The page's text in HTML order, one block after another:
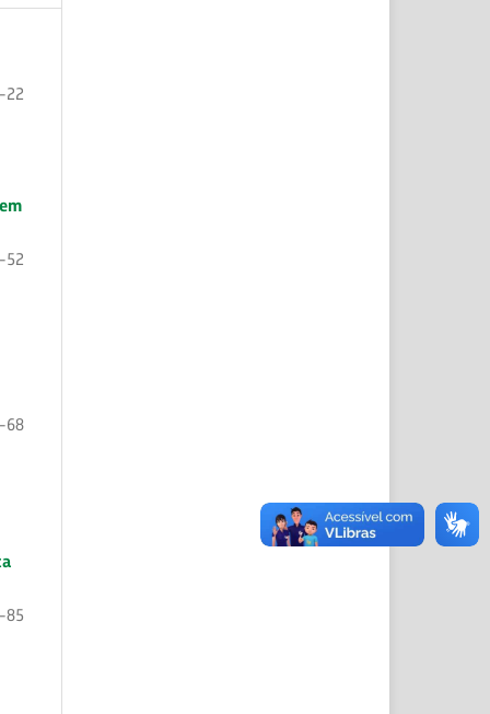
22
52
68
85